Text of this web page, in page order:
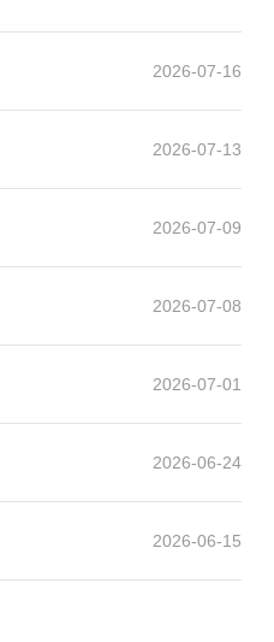
2026-07-16
2026-07-13
2026-07-09
2026-07-08
2026-07-01
2026-06-24
2026-06-15